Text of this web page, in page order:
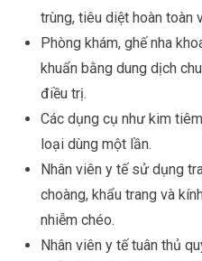
trùng, tiêu diệt hoàn toàn
Phòng khám, ghế nha
khuẩn bằng dung dịch
điều trị.
Các dụng cụ như kim
loại dùng một lần.
Nhân viên y tế sử dụng
choàng, khẩu trang và
nhiễm chéo.
Nhân viên y tế tuân thủ